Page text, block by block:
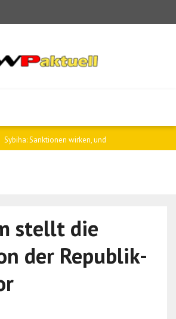
Sybiha: Sanktionen wirken, und
stellt die
der Republik-